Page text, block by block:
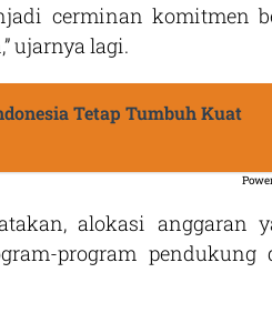
cerminan komitmen
ujarnya lagi.
Tetap Tumbuh Kuat
alokasi anggaran
program pendukung